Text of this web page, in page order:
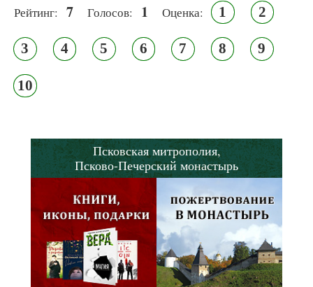
Рейтинг: 7 Голосов: 1 Оценка: 1 2
3 4 5 6 7 8 9
10
Псковская митрополия,
Псково-Печерский монастырь